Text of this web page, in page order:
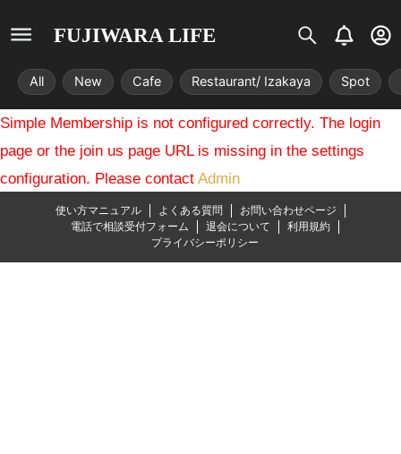
FUJIWARA LIFE
S
i
s
t
r
i
x
B
e
l
l
U
s
r
-
c
c
All New Cafe Restaurant/ Izakaya Spot
Simple Membership is not configured correctly. The login
page or the join us page URL is missing in the settings
configuration. Please contact Admin
使い方マニュアル よくある質問
お問い合わせページ
電話で相談受付フォーム
退会について
利用規約
プライバシーポリシー